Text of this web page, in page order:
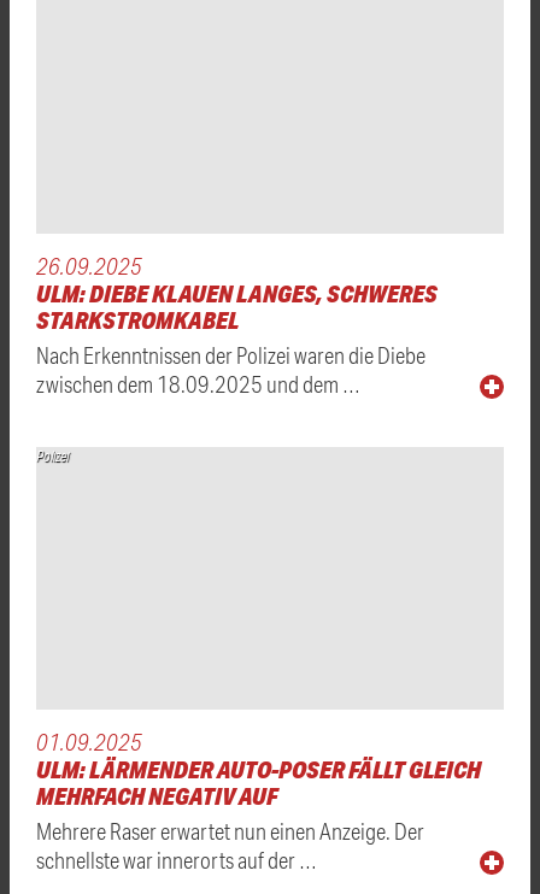
26.09.2025
ULM: DIEBE KLAUEN LANGES, SCHWERES
STARKSTROMKABEL
Nach Erkenntnissen der Polizei waren die Diebe
zwischen dem 18.09.2025 und dem …
Polizei
01.09.2025
ULM: LÄRMENDER AUTO-POSER FÄLLT GLEICH
MEHRFACH NEGATIV AUF
Mehrere Raser erwartet nun einen Anzeige. Der
schnellste war innerorts auf der …